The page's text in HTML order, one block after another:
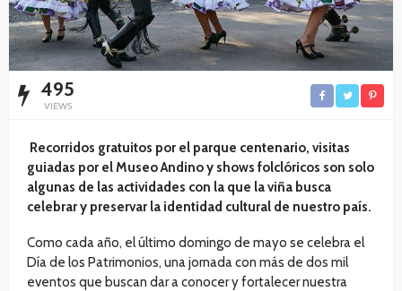
495
VIEWS
Recorridos gratuitos por el parque centenario, visitas
guiadas por el Museo Andino y shows folclóricos son solo
algunas de las actividades con la que la viña busca
celebrar y preservar la identidad cultural de nuestro país.
Como cada año, el último domingo de mayo se celebra el
Día de los Patrimonios, una jornada con más de dos mil
eventos que buscan dar a conocer y fortalecer nuestra